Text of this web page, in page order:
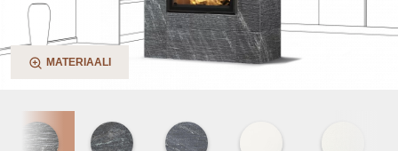
MATERIAALI